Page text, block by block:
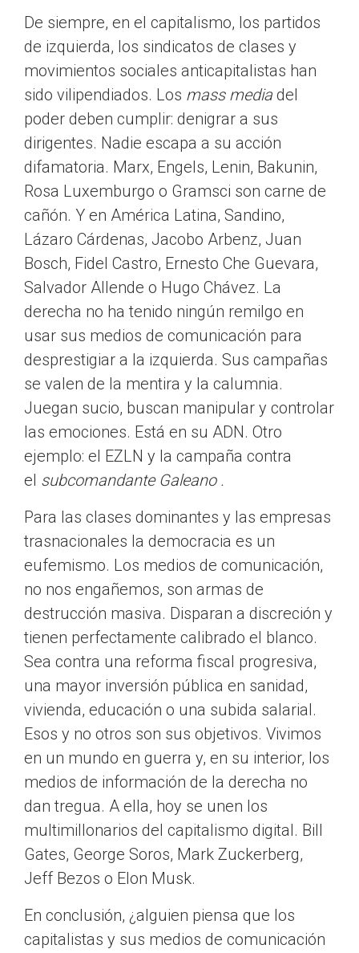
De siempre, en el capitalismo, los partidos
de izquierda, los sindicatos de clases y
movimientos sociales anticapitalistas han
sido vilipendiados. Los mass media del
poder deben cumplir: denigrar a sus
dirigentes. Nadie escapa a su acción
difamatoria. Marx, Engels, Lenin, Bakunin,
Rosa Luxemburgo o Gramsci son carne de
cañón. Y en América Latina, Sandino,
Lázaro Cárdenas, Jacobo Arbenz, Juan
Bosch, Fidel Castro, Ernesto Che Guevara,
Salvador Allende o Hugo Chávez. La
derecha no ha tenido ningún remilgo en
usar sus medios de comunicación para
desprestigiar a la izquierda. Sus campañas
se valen de la mentira y la calumnia.
Juegan sucio, buscan manipular y controlar
las emociones. Está en su ADN. Otro
ejemplo: el EZLN y la campaña contra
el subcomandante Galeano .
Para las clases dominantes y las empresas
trasnacionales la democracia es un
eufemismo. Los medios de comunicación,
no nos engañemos, son armas de
destrucción masiva. Disparan a discreción y
tienen perfectamente calibrado el blanco.
Sea contra una reforma fiscal progresiva,
una mayor inversión pública en sanidad,
vivienda, educación o una subida salarial.
Esos y no otros son sus objetivos. Vivimos
en un mundo en guerra y, en su interior, los
medios de información de la derecha no
dan tregua. A ella, hoy se unen los
multimillonarios del capitalismo digital. Bill
Gates, George Soros, Mark Zuckerberg,
Jeff Bezos o Elon Musk.
En conclusión, ¿alguien piensa que los
capitalistas y sus medios de comunicación